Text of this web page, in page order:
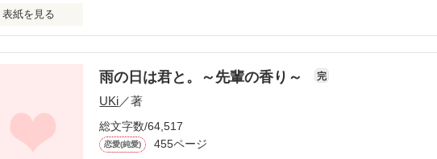
表紙を見る
「李月君！大好きだよ」
においフェチなゆるふわガール
雨の日は君と。～先輩の香り～ 完
UKi／著
総文字数/64,517
恋愛(純愛) 455ページ